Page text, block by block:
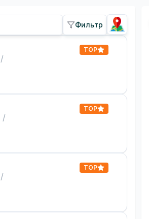
Фильтр
/
TOP
/
TOP
/
TOP